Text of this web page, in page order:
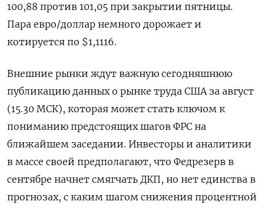
100,88 против 101,05 при закрытии пятницы.
Пара евро/доллар немного дорожает и
котируется по $1,1116.
Внешние рынки ждут важную сегодняшнюю
публикацию данных о рынке труда США за август
(15.30 МСК), которая может стать ключом к
пониманию предстоящих шагов ФРС на
ближайшем заседании. Инвесторы и аналитики
в массе своей предполагают, что Федрезерв в
сентябре начнет смягчать ДКП, но нет единства в
прогнозах, с каким шагом снижения процентной